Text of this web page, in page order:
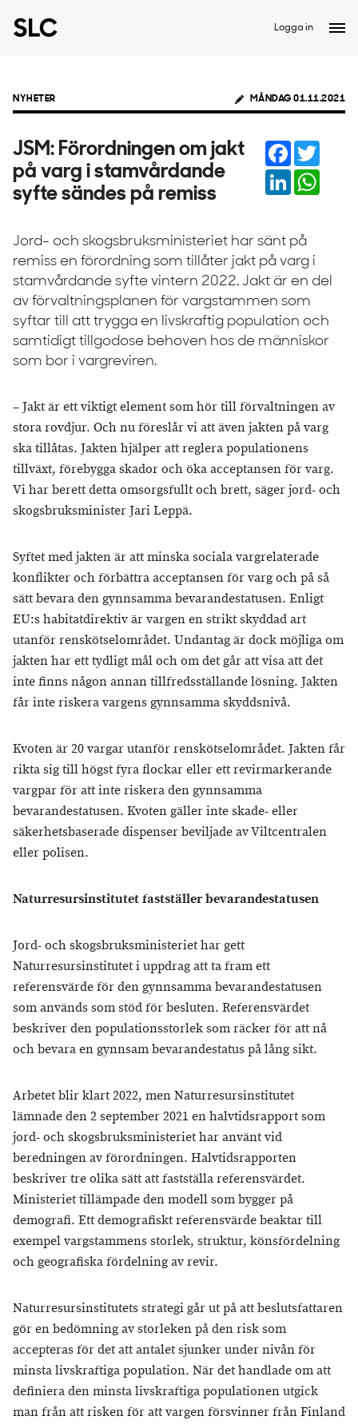
Logga in
NYHETER MÅNDAG 01.11.2021
JSM: Förordningen om jakt
på varg i stamvårdande
syfte sändes på remiss
Facebook
LinkedIn
Jord- och skogsbruksministeriet har sänt på
remiss en förordning som tillåter jakt på varg i
stamvårdande syfte vintern 2022. Jakt är en del
av förvaltningsplanen för vargstammen som
syftar till att trygga en livskraftig population och
samtidigt tillgodose behoven hos de människor
som bor i vargreviren.
– Jakt är ett viktigt element som hör till förvaltningen av
stora rovdjur. Och nu föreslår vi att även jakten på varg
ska tillåtas. Jakten hjälper att reglera populationens
tillväxt, förebygga skador och öka acceptansen för varg.
Vi har berett detta omsorgsfullt och brett, säger jord- och
skogsbruksminister Jari Leppä.
Syftet med jakten är att minska sociala vargrelaterade
konflikter och förbättra acceptansen för varg och på så
sätt bevara den gynnsamma bevarandestatusen. Enligt
EU:s habitatdirektiv är vargen en strikt skyddad art
utanför renskötselområdet. Undantag är dock möjliga om
jakten har ett tydligt mål och om det går att visa att det
inte finns någon annan tillfredsställande lösning. Jakten
får inte riskera vargens gynnsamma skyddsnivå.
Kvoten är 20 vargar utanför renskötselområdet. Jakten får
rikta sig till högst fyra flockar eller ett revirmarkerande
vargpar för att inte riskera den gynnsamma
bevarandestatusen. Kvoten gäller inte skade- eller
säkerhetsbaserade dispenser beviljade av Viltcentralen
eller polisen.
Naturresursinstitutet fastställer bevarandestatusen
Jord- och skogsbruksministeriet har gett
Naturresursinstitutet i uppdrag att ta fram ett
referensvärde för den gynnsamma bevarandestatusen
som används som stöd för besluten. Referensvärdet
beskriver den populationsstorlek som räcker för att nå
och bevara en gynnsam bevarandestatus på lång sikt.
Arbetet blir klart 2022, men Naturresursinstitutet
lämnade den 2 september 2021 en halvtidsrapport som
jord- och skogsbruksministeriet har använt vid
beredningen av förordningen. Halvtidsrapporten
beskriver tre olika sätt att fastställa referensvärdet.
Ministeriet tillämpade den modell som bygger på
demografi. Ett demografiskt referensvärde beaktar till
exempel vargstammens storlek, struktur, könsfördelning
och geografiska fördelning av revir.
Naturresursinstitutets strategi går ut på att beslutsfattaren
gör en bedömning av storleken på den risk som
accepteras för det att antalet sjunker under nivån för
minsta livskraftiga population. När det handlade om att
definiera den minsta livskraftiga populationen utgick
man från att risken för att vargen försvinner från Finland